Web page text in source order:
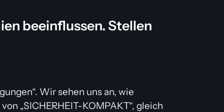
beeinflussen. Stellen
Wir sehen uns an, wie
„SICHERHEIT-KOMPAKT“, gleich